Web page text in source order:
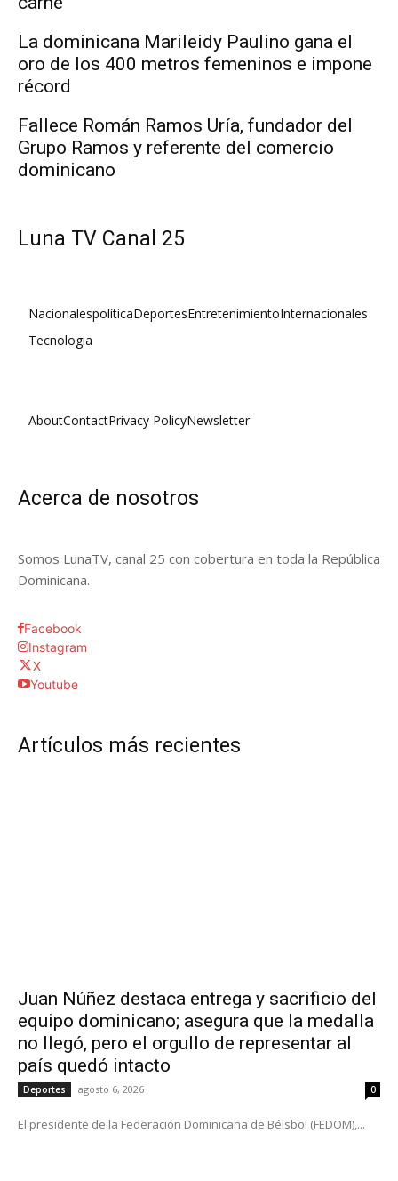
La dominicana Marileidy Paulino gana el
oro de los 400 metros femeninos e impone
récord
Fallece Román Ramos Uría, fundador del
Grupo Ramos y referente del comercio
dominicano
Luna TV Canal 25
NacionalespolíticaDeportesEntretenimientoInternacionales
Tecnologia
AboutContactPrivacy PolicyNewsletter
Acerca de nosotros
Somos LunaTV, canal 25 con cobertura en toda la República
Dominicana.
Facebook
Instagram
X
Youtube
Artículos más recientes
Juan Núñez destaca entrega y sacrificio del
equipo dominicano; asegura que la medalla
no llegó, pero el orgullo de representar al
país quedó intacto
Deportes agosto 6, 2026 0
El presidente de la Federación Dominicana de Béisbol (FEDOM),...